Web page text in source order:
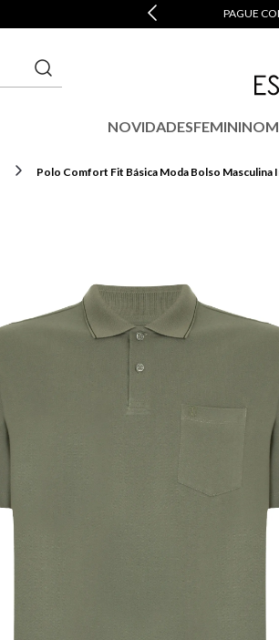
PAGUE
NOVIDADESFEMININO
Polo Comfort Fit Básica Moda Bolso Masculina